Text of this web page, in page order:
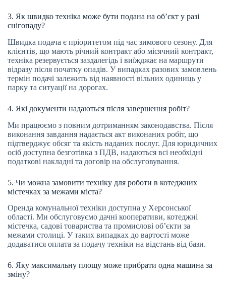
3. Як швидко техніка може бути подана на об’єкт у разі
снігопаду?
Швидка подача є пріоритетом під час зимового сезону. Для
клієнтів, що мають річний контракт або місячний контракт,
техніка резервується заздалегідь і виїжджає на маршрути
відразу після початку опадів. У випадках разових замовлень
термін подачі залежить від наявності вільних одиниць у
парку та ситуації на дорогах.
4. Які документи надаються після завершення робіт?
Ми працюємо з повним дотриманням законодавства. Після
виконання завдання надається акт виконаних робіт, що
підтверджує обсяг та якість наданих послуг. Для юридичних
осіб доступна безготівка з ПДВ, надаються всі необхідні
податкові накладні та договір на обслуговування.
5. Чи можна замовити техніку для роботи в котеджних
містечках за межами міста?
Оренда комунальної техніки доступна у Херсонської
області. Ми обслуговуємо дачні кооперативи, котеджні
містечка, садові товариства та промислові об’єкти за
межами столиці. У таких випадках до вартості може
додаватися оплата за подачу техніки на відстань від бази.
6. Яку максимальну площу може прибрати одна машина за
зміну?